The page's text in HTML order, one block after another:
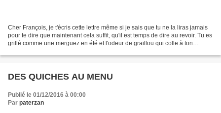
Cher François, je t'écris cette lettre même si je sais que tu ne la liras jamais
pour te dire que maintenant cela suffit, qu'il est temps de dire au revoir. Tu es
grillé comme une merguez en été et l'odeur de graillou qui colle à ton
DES QUICHES AU MENU
Publié le 01/12/2016 à 00:00
Par paterzan